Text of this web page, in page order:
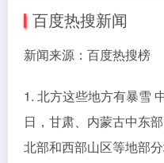
百度热搜新闻
新闻来源：百度热搜榜
1. 北方这些地方有暴雪
日，甘肃、内蒙古中东
北部和西部山区等地部